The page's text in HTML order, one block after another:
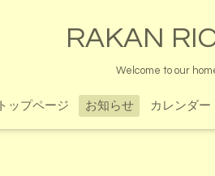
RAKAN
Welcome to our
トップページ お知らせ カレンダー